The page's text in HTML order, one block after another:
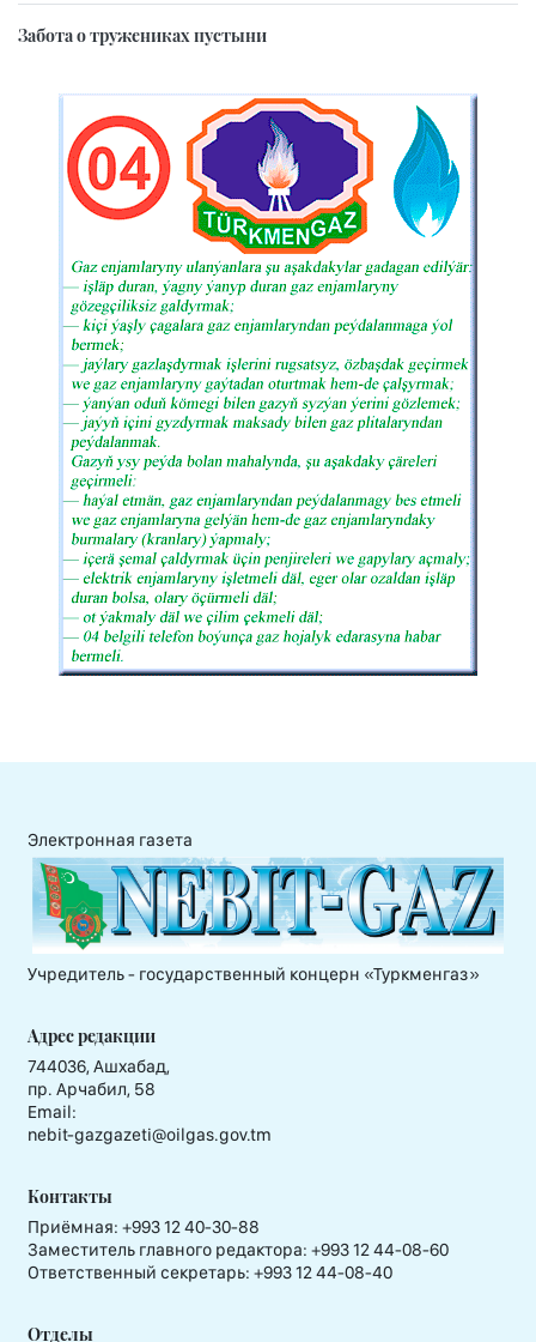
Забота о тружениках пустыни
Электронная газета
Учредитель - государственный концерн «Туркменгаз»
Адрес редакции
744036, Ашхабад,
пр. Арчабил, 58
Email:
nebit-gazgazeti@oilgas.gov.tm
Контакты
Приёмная: +993 12 40-30-88
Заместитель главного редактора: +993 12 44-08-60
Ответственный секретарь: +993 12 44-08-40
Отделы